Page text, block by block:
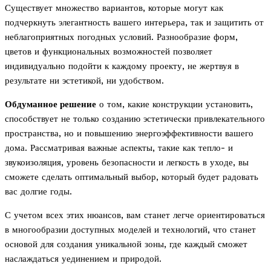
Существует множество вариантов, которые могут как
подчеркнуть элегантность вашего интерьера, так и защитить от
неблагоприятных погодных условий. Разнообразие форм,
цветов и функциональных возможностей позволяет
индивидуально подойти к каждому проекту, не жертвуя в
результате ни эстетикой, ни удобством.
Обдуманное решение о том, какие конструкции установить,
способствует не только созданию эстетически привлекательного
пространства, но и повышению энергоэффективности вашего
дома. Рассматривая важные аспекты, такие как тепло- и
звукоизоляция, уровень безопасности и легкость в уходе, вы
сможете сделать оптимальный выбор, который будет радовать
вас долгие годы.
С учетом всех этих нюансов, вам станет легче ориентироваться
в многообразии доступных моделей и технологий, что станет
основой для создания уникальной зоны, где каждый сможет
наслаждаться уединением и природой.